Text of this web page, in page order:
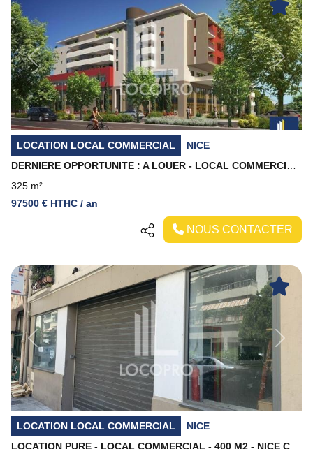
Previous Next
LOCATION LOCAL COMMERCIAL
NICE
325 m²
97500 € HTHC / an
NOUS CONTACTER
Previous Next
LOCATION LOCAL COMMERCIAL
NICE